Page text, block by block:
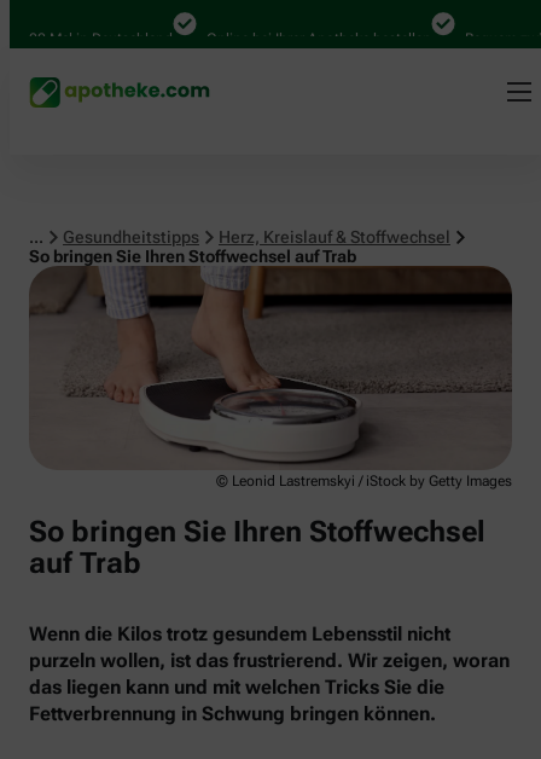
Mal in Deutschland Online bei Ihrer Apotheke bestellen Bequem
... Gesundheitstipps
Herz, Kreislauf & Stoffwechsel
So bringen Sie Ihren Stoffwechsel auf Trab
Herz, Kreislauf & Stoffwechsel
© Leonid Lastremskyi / iStock by Getty Images
So bringen Sie Ihren Stoffwechsel
auf Trab
Wenn die Kilos trotz gesundem Lebensstil nicht
purzeln wollen, ist das frustrierend. Wir zeigen, woran
das liegen kann und mit welchen Tricks Sie die
Fettverbrennung in Schwung bringen können.